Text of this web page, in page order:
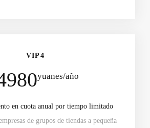
VIP4
yuanes/año
en cuota anual por tiempo limitado
de grupos de tiendas a pequeña